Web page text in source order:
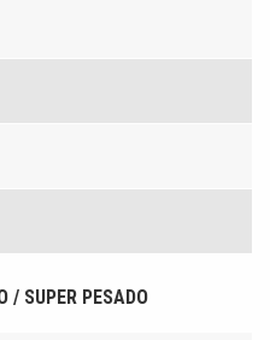
/ SUPER PESADO